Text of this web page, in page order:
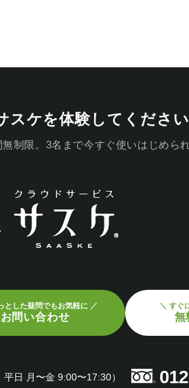
スケを体験してください
制限。 3名まで今すぐ使いはじめられ
とした疑問でもお気軽に ／
お問い合わせ
＼ すぐ
無
平日 月〜金 9:00〜17:30）